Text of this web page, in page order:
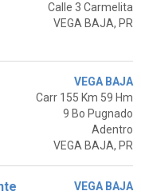
Calle 3 Carmelita
VEGA BAJA, PR
VEGA BAJA
Carr 155 Km 59 Hm
9 Bo Pugnado
Adentro
VEGA BAJA, PR
VEGA BAJA